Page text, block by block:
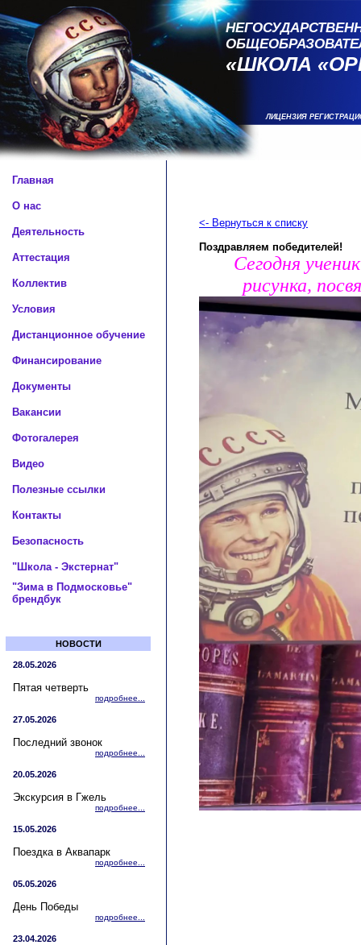
«ШКОЛА
ЛИЦЕНЗИЯ
Главная
О нас
Деятельность
Аттестация
Коллектив
Условия
Дистанционное обучение
Финансирование
Документы
Вакансии
Фотогалерея
Видео
Полезные ссылки
Контакты
Безопасность
"Школа - Экстернат"
"Зима в Подмосковье"
брендбук
НОВОСТИ
28.05.2026
Пятая четверть
подробнее...
27.05.2026
Последний звонок
подробнее...
20.05.2026
Экскурсия в Гжель
подробнее...
15.05.2026
Поездка в Аквапарк
подробнее...
05.05.2026
День Победы
подробнее...
23.04.2026
<- Вернуться к списку
Поздравляем победителей!
Сегодня
рисунка,